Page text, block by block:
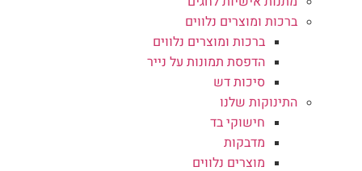
ברכות ומוצרים נלווים
ברכות ומוצרים נלווים
הדפסת תמונות על נייר
סיכות דש
התינוקות שלנו
חישוקי בד
מדבקות
מוצרים נלווים